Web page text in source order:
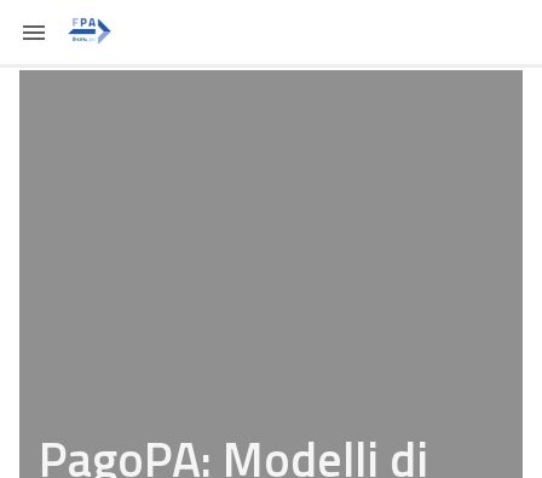
PagoPA: Modelli di